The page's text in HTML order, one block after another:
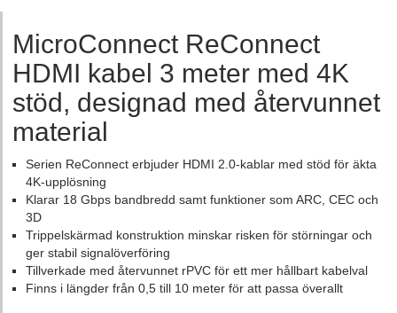
MicroConnect ReConnect
HDMI kabel 3 meter med 4K
stöd, designad med återvunnet
material
Serien ReConnect erbjuder HDMI 2.0‑kablar med stöd för äkta
4K‑upplösning
Klarar 18 Gbps bandbredd samt funktioner som ARC, CEC och
3D
Trippelskärmad konstruktion minskar risken för störningar och
ger stabil signalöverföring
Tillverkade med återvunnet rPVC för ett mer hållbart kabelval
Finns i längder från 0,5 till 10 meter för att passa överallt